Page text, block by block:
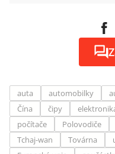
auta automobilky
Čína
čipy
počítače
Polovodiče
Tchaj-wan
Továrna